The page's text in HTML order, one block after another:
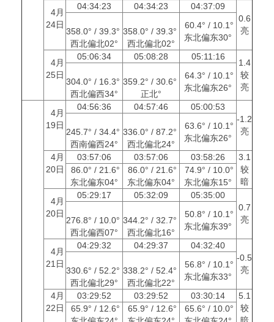
4月
24日
04:34:23 04:34:23
04:37:09
0.6
亮
358.0° / 39.3°
西北偏北02°
358.0° / 39.3°
西北偏北02°
60.4° / 10.1°
东北偏东30°
4月
25日
05:06:34 05:08:28 05:11:16
1.4
较
亮
304.0° / 16.3°
西北偏西34°
359.2° / 30.6°
正北°
64.3° / 10.1°
东北偏东26°
4月
19日
04:56:36 04:57:46
05:00:53
-1.2
亮
245.7° / 34.4°
西南偏西24°
336.0° / 87.2°
西北偏北24°
63.6° / 10.1°
东北偏东26°
4月
20日
03:57:06 03:57:06 03:58:26
3.1
较
暗
86.0° / 21.6°
东北偏东04°
86.0° / 21.6°
东北偏东04°
74.9° / 10.0°
东北偏东15°
4月
20日
05:29:17 05:32:09
05:35:00
0.7
亮
276.8° / 10.0°
西北偏西07°
344.2° / 32.7°
西北偏北16°
50.8° / 10.1°
东北偏东39°
4月
21日
04:29:32 04:29:37
04:32:40
-0.5
亮
330.6° / 52.2°
西北偏北29°
338.2° / 52.4°
西北偏北22°
56.8° / 10.1°
东北偏东33°
4月
22日
03:29:52 03:29:52 03:30:14
5.1
较
暗
65.9° / 12.6°
65.9° / 12.6°
65.6° / 10.0°